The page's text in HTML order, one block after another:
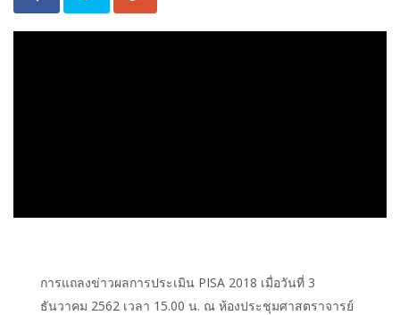
การแถลงข่าวผลการประเมิน PISA 2018 เมื่อวันที่ 3
ธันวาคม 2562 เวลา 15.00 น. ณ ห้องประชุมศาสตราจารย์